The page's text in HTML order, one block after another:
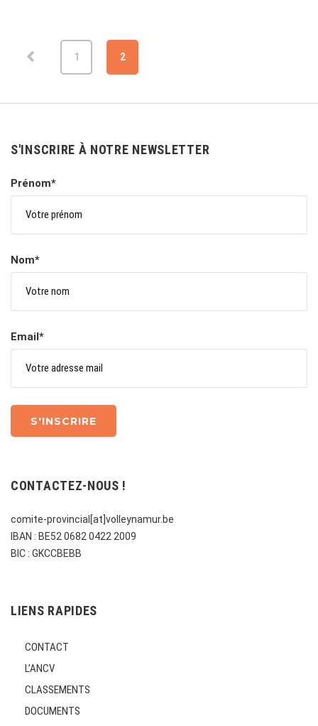
1 2
S'INSCRIRE À NOTRE NEWSLETTER
Prénom*
Nom*
Email*
CONTACTEZ-NOUS !
comite-provincial[at]volleynamur.be
IBAN : BE52 0682 0422 2009
BIC : GKCCBEBB
LIENS RAPIDES
CONTACT
L’ANCV
CLASSEMENTS
DOCUMENTS